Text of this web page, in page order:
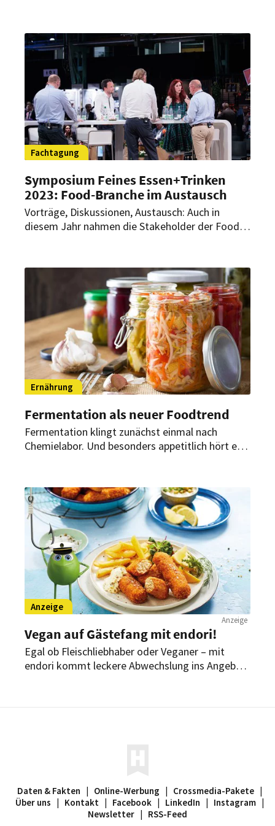
mehrere positive Nachrichten.
Fachtagung
Symposium Feines Essen+Trinken
2023: Food-Branche im Austausch
Vorträge, Diskussionen, Austausch: Auch in
diesem Jahr nahmen die Stakeholder der Food-
Ernährung, Verantwortung und Nachhaltigkeit.
Ernährung
Fermentation als neuer Foodtrend
Fermentation klingt zunächst einmal nach
Chemielabor. Und besonders appetitlich hört es
Doch Fakt ist: fermentierte Lebensmittel liegen
im Trend.
Anzeige
Anzeige
Vegan auf Gästefang mit endori!
Egal ob Fleischliebhaber oder Veganer – mit
endori kommt leckere Abwechslung ins Angebot,
Daten & Fakten | Online-Werbung | Crossmedia-Pakete |
Über uns | Kontakt | Facebook | LinkedIn | Instagram |
Newsletter | RSS-Feed